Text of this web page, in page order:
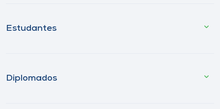
Estudantes
Diplomados